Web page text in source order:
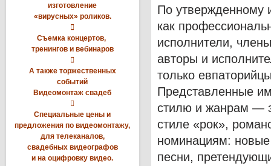
изготовление
«вирусных» роликов.

Съемка концертов,
тренингов и вебинаров

А также торжественных
событий
Видеомонтаж свадеб

Специальные цены и
предложения по видеомонтажу,
для телеканалов,
свадебных видеографов
и на оцифровку видео.
По утвержденному
как
исполнители,
авторы и
только
Представленные
стилю и жанрам —
стиле «рок»,
номинациям:
песни,